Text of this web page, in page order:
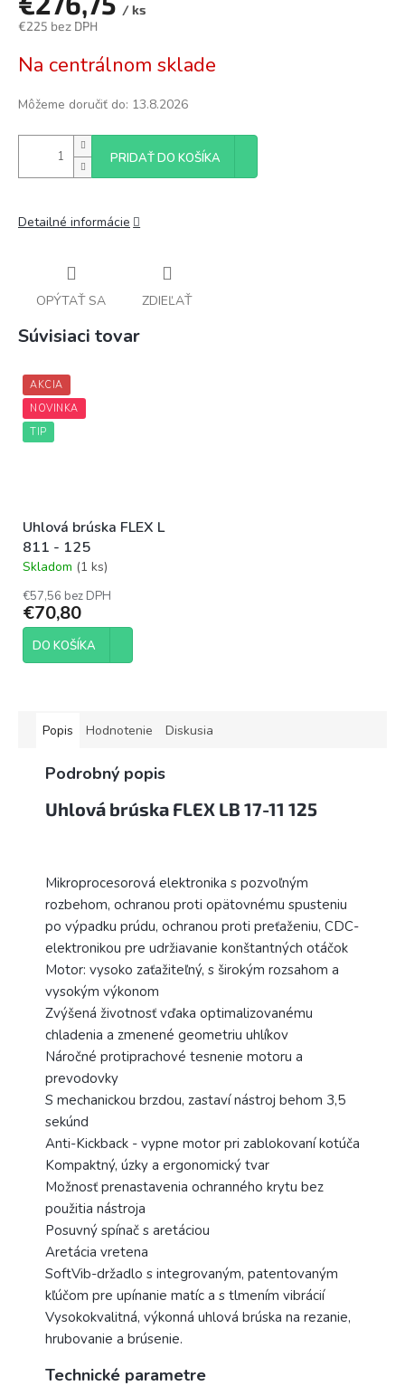
/ ks
€225 bez DPH
cena:
Na centrálnom sklade
Môžeme doručiť do: 13.8.2026
PRIDAŤ DO KOŠÍKA
Detailné informácie
OPÝTAŤ SA ZDIEĽAŤ
Súvisiaci tovar
AKCIA
NOVINKA
TIP
Uhlová brúska FLEX L
811 - 125
Priemerné
produktu
je
4,3
Skladom (1 ks)
€57,56 bez DPH
€70,80
DO KOŠÍKA
Popis Hodnotenie Diskusia
Podrobný popis
Uhlová brúska FLEX LB 17-11 125
Mikroprocesorová elektronika s pozvoľným
rozbehom, ochranou proti opätovnému spusteniu
po výpadku prúdu, ochranou proti preťaženiu, CDC-
elektronikou pre udržiavanie konštantných otáčok
Motor: vysoko zaťažiteľný, s širokým rozsahom a
vysokým výkonom
Zvýšená životnosť vďaka optimalizovanému
chladenia a zmenené geometriu uhlíkov
Náročné protiprachové tesnenie motoru a
prevodovky
S mechanickou brzdou, zastaví nástroj behom 3,5
sekúnd
Anti-Kickback - vypne motor pri zablokovaní kotúča
Kompaktný, úzky a ergonomický tvar
Možnosť prenastavenia ochranného krytu bez
použitia nástroja
Posuvný spínač s aretáciou
Aretácia vretena
SoftVib-držadlo s integrovaným, patentovaným
kľúčom pre upínanie matíc a s tlmením vibrácií
Vysokokvalitná, výkonná uhlová brúska na rezanie,
hrubovanie a brúsenie.
Technické parametre